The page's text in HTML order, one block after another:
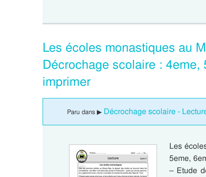
Les écoles monastiques au
Décrochage scolaire :
imprimer
Paru dans ▶ Décrochage scolaire -
Les
5eme,
– Etude